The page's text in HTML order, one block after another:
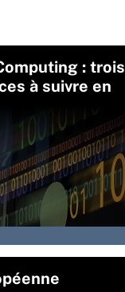
: trois
à suivre en